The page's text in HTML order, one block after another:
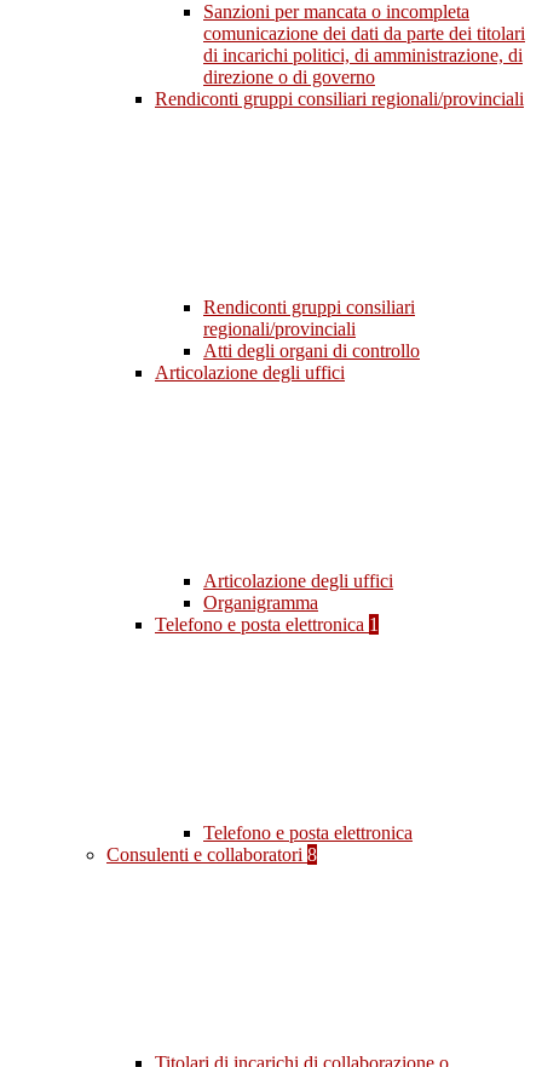
Sanzioni per mancata o incompleta
comunicazione dei dati da parte dei titolari
di incarichi politici, di amministrazione, di
direzione o di governo
Rendiconti gruppi consiliari regionali/provinciali
Rendiconti gruppi consiliari
regionali/provinciali
Atti degli organi di controllo
Articolazione degli uffici
Articolazione degli uffici
Organigramma
Telefono e posta elettronica 1
Telefono e posta elettronica
Consulenti e collaboratori 8